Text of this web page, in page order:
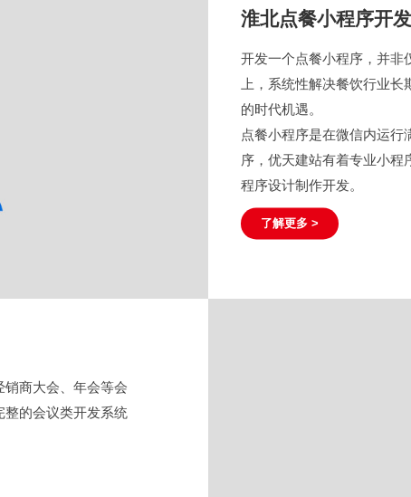
淮北点餐小程序开
开发一个点餐小程序，并非
上，系统性解决餐饮行业
的时代机遇。
点餐小程序是在微信内运
序，优天建站有着专业小
程序设计制作开发。
了解更多 >
商大会、年会等会
整的会议类开发系统